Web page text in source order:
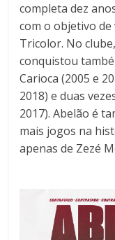
completa dez
com o objetivo
Tricolor. No
conquistou
Carioca (2005 e
2018) e duas
2017). Abelão é
mais jogos na
apenas de Zezé